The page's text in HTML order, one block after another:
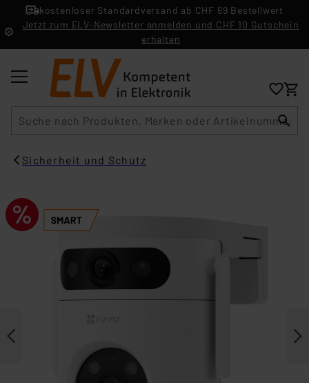
kostenloser Standardversand ab CHF 69 Bestellwert
Jetzt zum ELV-Newsletter anmelden und CHF 10 Gutschein
erhalten
Sicherheit und Schutz​